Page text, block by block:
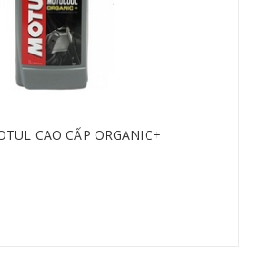
CAO CẤP ORGANIC+